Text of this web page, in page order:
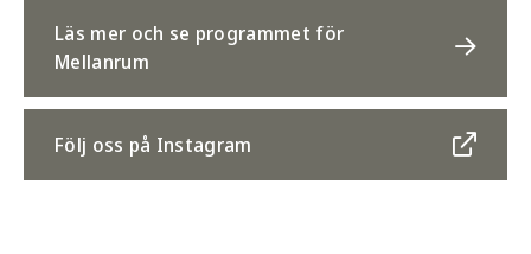
Läs mer och se programmet för
Mellanrum
Följ oss på Instagram